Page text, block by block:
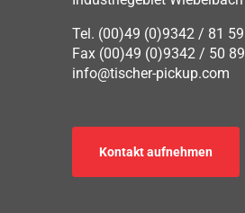
Tel. (00)49 (0)9342 / 81 59
Fax (00)49 (0)9342 / 50 89
info@tischer-pickup.com
Kontakt aufnehmen